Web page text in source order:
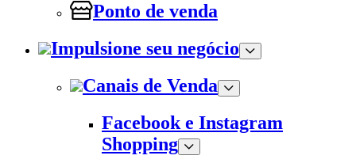
Ponto de venda
Impulsione seu negócio
Canais de Venda
Facebook e Instagram
Shopping